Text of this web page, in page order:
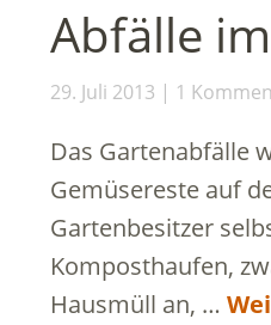
Abfälle
29. Juli 2013 1
Das Gartenabfälle
Gemüsereste auf
Gartenbesitzer
Komposthaufen,
Hausmüll an, …